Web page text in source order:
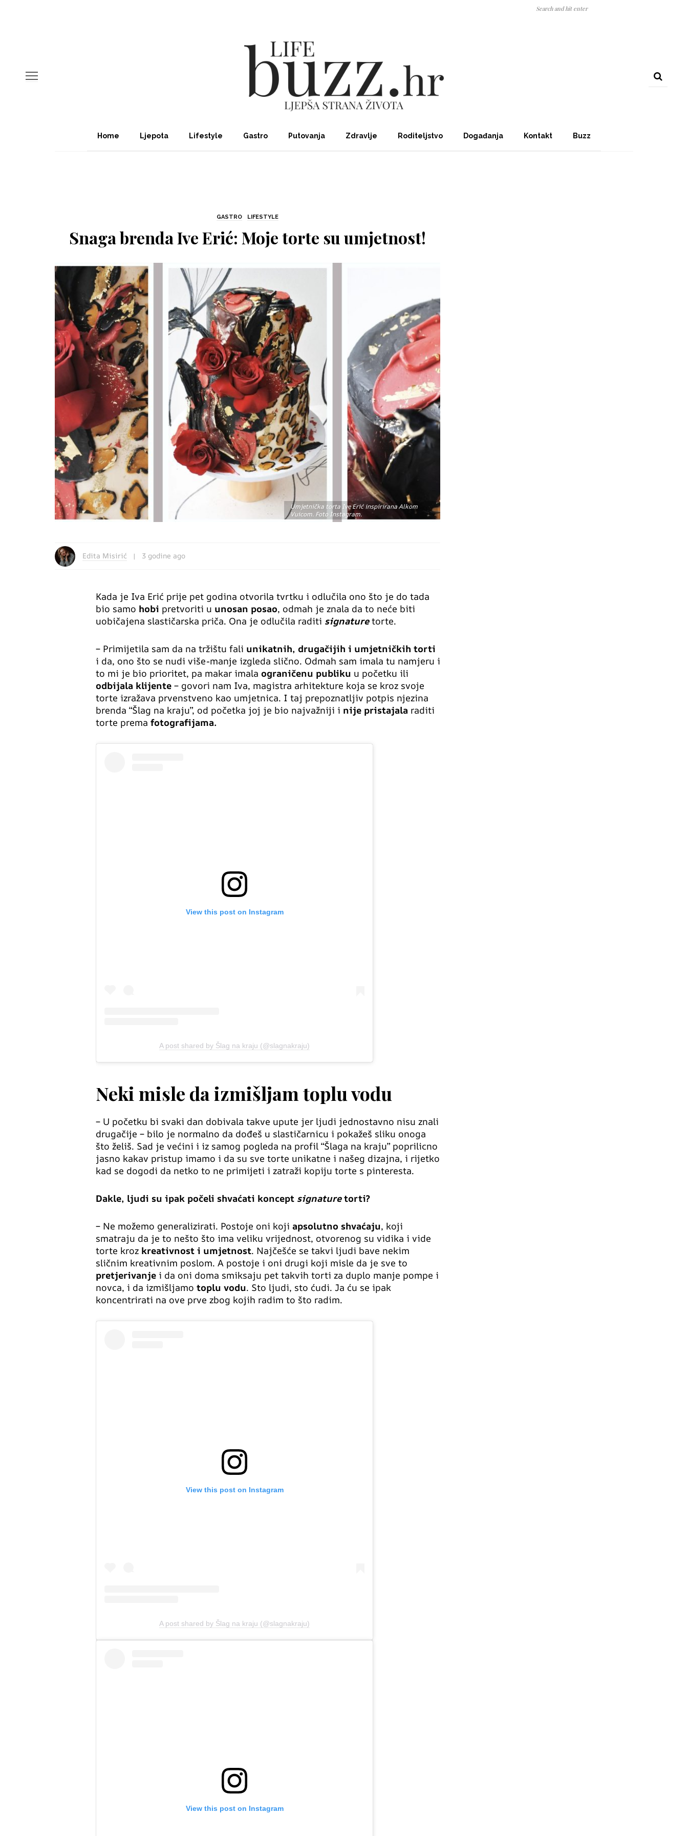
Home Ljepota Lifestyle Gastro Putovanja Zdravlje Roditeljstvo Događanja Kontakt Buzz
GASTRO LIFESTYLE
Snaga brenda Ive Erić: Moje torte su umjetnost!
Umjetnička torta Ive Erić inspirirana Alkom
Vuicom. Foto Instagram.
Edita Misirić 3 godine ago
Kada je Iva Erić prije pet godina otvorila tvrtku i odlučila ono što je do tada
bio samo hobi pretvoriti u unosan posao, odmah je znala da to neće biti
uobičajena slastičarska priča. Ona je odlučila raditi signature torte.
– Primijetila sam da na tržištu fali unikatnih, drugačijih i umjetničkih torti
i da, ono što se nudi više-manje izgleda slično. Odmah sam imala tu namjeru i
to mi je bio prioritet, pa makar imala ograničenu publiku u početku ili
odbijala klijente – govori nam Iva, magistra arhitekture koja se kroz svoje
torte izražava prvenstveno kao umjetnica. I taj prepoznatljiv potpis njezina
brenda “Šlag na kraju”, od početka joj je bio najvažniji i nije pristajala raditi
torte prema fotografijama.
View this post on Instagram
A post shared by Šlag na kraju (@slagnakraju)
Neki misle da izmišljam toplu vodu
– U početku bi svaki dan dobivala takve upute jer ljudi jednostavno nisu znali
drugačije – bilo je normalno da dođeš u slastičarnicu i pokažeš sliku onoga
što želiš. Sad je većini i iz samog pogleda na profil “Šlaga na kraju” poprilicno
jasno kakav pristup imamo i da su sve torte unikatne i našeg dizajna, i rijetko
kad se dogodi da netko to ne primijeti i zatraži kopiju torte s pinteresta.
Dakle, ljudi su ipak počeli shvaćati koncept signaturetorti?
– Ne možemo generalizirati. Postoje oni koji apsolutno shvaćaju, koji
smatraju da je to nešto što ima veliku vrijednost, otvorenog su vidika i vide
torte kroz kreativnost i umjetnost. Najčešće se takvi ljudi bave nekim
sličnim kreativnim poslom. A postoje i oni drugi koji misle da je sve to
pretjerivanje i da oni doma smiksaju pet takvih torti za duplo manje pompe i
novca, i da izmišljamo toplu vodu. Sto ljudi, sto ćudi. Ja ću se ipak
koncentrirati na ove prve zbog kojih radim to što radim.
View this post on Instagram
A post shared by Šlag na kraju (@slagnakraju)
View this post on Instagram